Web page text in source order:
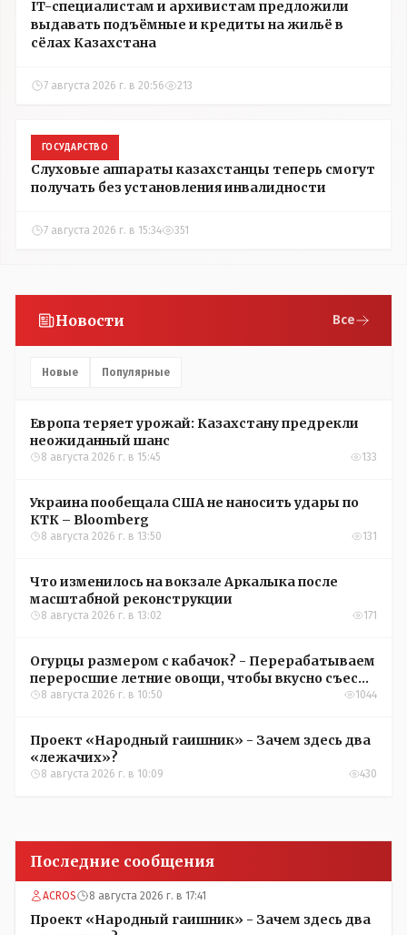
IT-специалистам и архивистам предложили
выдавать подъёмные и кредиты на жильё в
сёлах Казахстана
7 августа 2026 г. в 20:56 213
ГОСУДАРСТВО
Слуховые аппараты казахстанцы теперь смогут
получать без установления инвалидности
7 августа 2026 г. в 15:34 351
Новости Все
Новые Популярные
Европа теряет урожай: Казахстану предрекли
неожиданный шанс
8 августа 2026 г. в 15:45 133
Украина пообещала США не наносить удары по
КТК – Bloomberg
8 августа 2026 г. в 13:50 131
Что изменилось на вокзале Аркалыка после
масштабной реконструкции
8 августа 2026 г. в 13:02 171
Огурцы размером с кабачок? - Перерабатываем
переросшие летние овощи, чтобы вкусно съесть
зимой
8 августа 2026 г. в 10:50 1044
Проект «Народный гаишник» - Зачем здесь два
«лежачих»?
8 августа 2026 г. в 10:09 430
Последние сообщения
ACROS 8 августа 2026 г. в 17:41
Проект «Народный гаишник» - Зачем здесь два